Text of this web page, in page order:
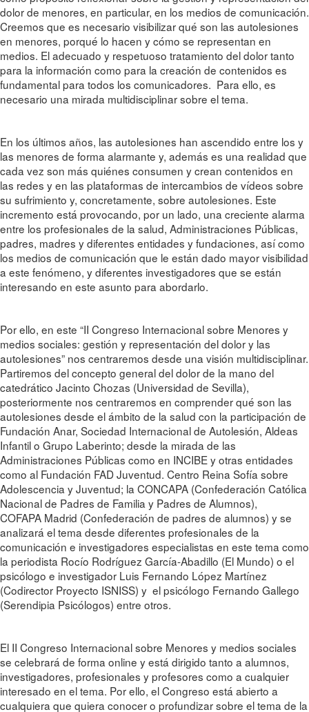
dolor de menores, en particular, en los medios de comunicación.
Creemos que es necesario visibilizar qué son las autolesiones
en menores, porqué lo hacen y cómo se representan en
medios. El adecuado y respetuoso tratamiento del dolor tanto
para la información como para la creación de contenidos es
fundamental para todos los comunicadores. Para ello, es
necesario una mirada multidisciplinar sobre el tema.
En los últimos años, las autolesiones han ascendido entre los y
las menores de forma alarmante y, además es una realidad que
cada vez son más quiénes consumen y crean contenidos en
las redes y en las plataformas de intercambios de vídeos sobre
su sufrimiento y, concretamente, sobre autolesiones. Este
incremento está provocando, por un lado, una creciente alarma
entre los profesionales de la salud, Administraciones Públicas,
padres, madres y diferentes entidades y fundaciones, así como
los medios de comunicación que le están dado mayor visibilidad
a este fenómeno, y diferentes investigadores que se están
interesando en este asunto para abordarlo.
Por ello, en este “II Congreso Internacional sobre Menores y
medios sociales: gestión y representación del dolor y las
autolesiones” nos centraremos desde una visión multidisciplinar.
Partiremos del concepto general del dolor de la mano del
catedrático Jacinto Chozas (Universidad de Sevilla),
posteriormente nos centraremos en comprender qué son las
autolesiones desde el ámbito de la salud con la participación de
Fundación Anar, Sociedad Internacional de Autolesión, Aldeas
Infantil o Grupo Laberinto; desde la mirada de las
Administraciones Públicas como en INCIBE y otras entidades
como al Fundación FAD Juventud. Centro Reina Sofía sobre
Adolescencia y Juventud; la CONCAPA (Confederación Católica
Nacional de Padres de Familia y Padres de Alumnos),
COFAPA Madrid (Confederación de padres de alumnos) y se
analizará el tema desde diferentes profesionales de la
comunicación e investigadores especialistas en este tema como
la periodista Rocío Rodríguez García-Abadillo (El Mundo) o el
psicólogo e investigador Luis Fernando López Martínez
(Codirector Proyecto ISNISS) y el psicólogo Fernando Gallego
(Serendipia Psicólogos) entre otros.
El II Congreso Internacional sobre Menores y medios sociales
se celebrará de forma online y está dirigido tanto a alumnos,
investigadores, profesionales y profesores como a cualquier
interesado en el tema. Por ello, el Congreso está abierto a
cualquiera que quiera conocer o profundizar sobre el tema de la